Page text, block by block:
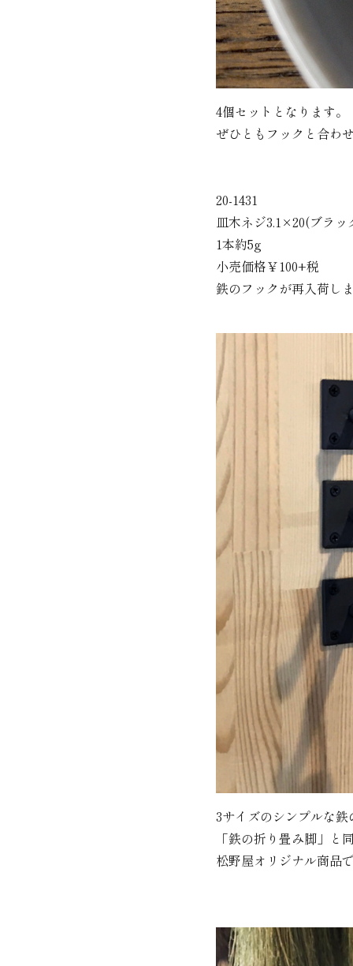
4個セットとなります。
ぜひともフックと合わ
20-1431
皿木ネジ3.1×20(ブラッ
1本約5g
小売価格￥100+税
鉄のフックが再入荷し
3サイズのシンプルな
「鉄の折り畳み脚」と
松野屋オリジナル商品